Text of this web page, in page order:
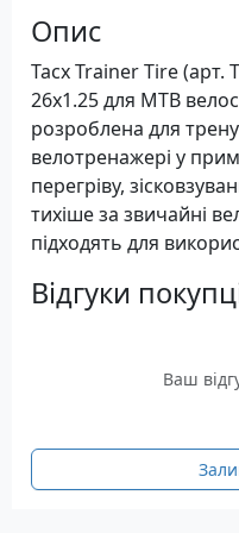
Опис
Tacx Trainer Tire (арт.
26x1.25 для MTB
розроблена для
велотренажері у
перегріву,
тихіше за звичайні
підходять для
Відгуки
Ваш